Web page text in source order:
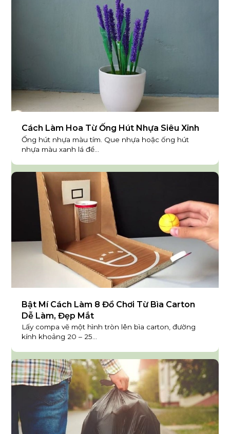
Cách Làm Hoa Từ Ống Hút Nhựa Siêu Xinh
Ống hút nhựa màu tím. Que nhựa hoặc ống hút
nhựa màu xanh lá để...
Bật Mí Cách Làm 8 Đồ Chơi Từ Bìa Carton
Dễ Làm, Đẹp Mắt
Lấy compa vẽ một hình tròn lên bìa carton, đường
kính khoảng 20 – 25...